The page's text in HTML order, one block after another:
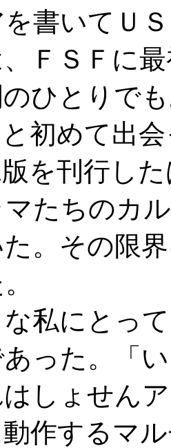
書いてＵ
ＦＳＦに
ひとりで
と初めて出
を刊行し
たちのカ
。その限
私にとっ
った。「
はしょせん
動作するマ